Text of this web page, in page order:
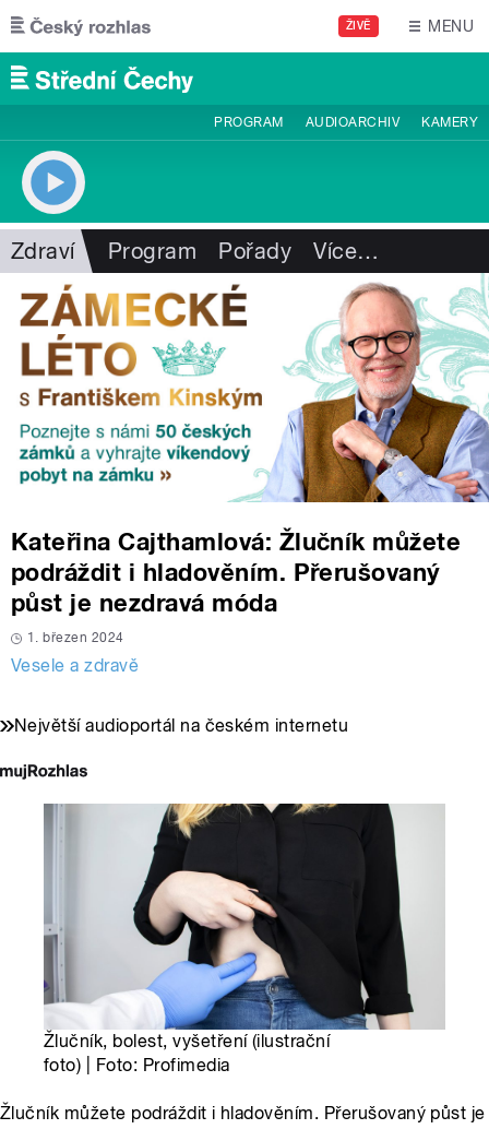
Přejít k hlavnímu obsahu
ŽIVĚ MENU
PROGRAM AUDIOARCHIV KAMERY
Zdraví Program Pořady Více…
Kateřina Cajthamlová: Žlučník můžete
podráždit i hladověním. Přerušovaný
půst je nezdravá móda
1. březen 2024
Vesele a zdravě
Největší audioportál na českém internetu
Žlučník, bolest, vyšetření (ilustrační
foto) | Foto: Profimedia
Žlučník můžete podráždit i hladověním. Přerušovaný půst je